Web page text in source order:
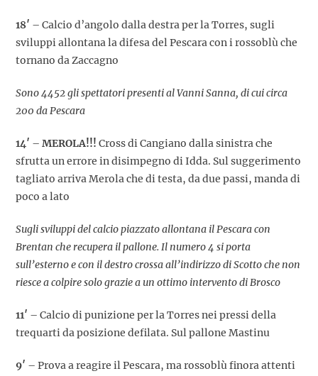
18′ – Calcio d’angolo dalla destra per la Torres, sugli
sviluppi allontana la difesa del Pescara con i rossoblù che
tornano da Zaccagno
Sono 4452 gli spettatori presenti al Vanni Sanna, di cuicirca
200 da Pescara
14′ – MEROLA!!! Cross di Cangiano dalla sinistra che
sfrutta un errore in disimpegno di Idda. Sul suggerimento
tagliato arriva Merola che di testa, da due passi, manda di
poco a lato
Sugli sviluppi del calcio piazzato allontana il Pescara con
Brentan che recupera il pallone. Il numero 4 si porta
sull’esterno e con il destro crossa all’indirizzo di Scotto che non
riesce a colpire solo grazie a un ottimo intervento di Brosco
11′ – Calcio di punizione per la Torres nei pressi della
trequarti da posizione defilata. Sul pallone Mastinu
9′ – Prova a reagire il Pescara, ma rossoblù finora attenti